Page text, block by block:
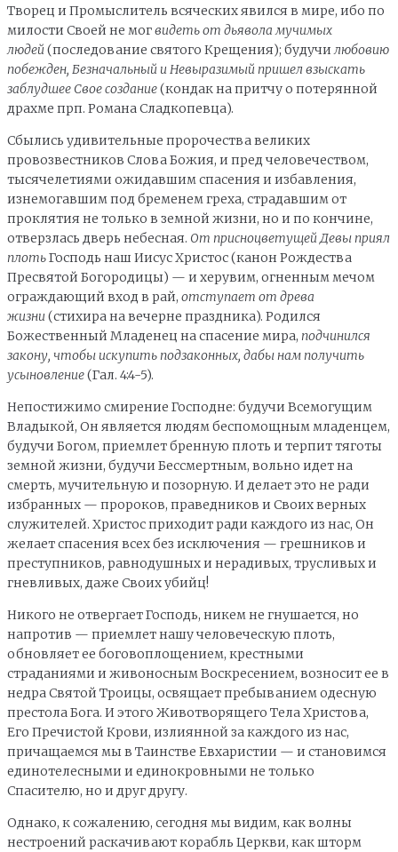
Творец и Промыслитель всяческих явился в мире, ибо по
милости Своей не могвидеть от дьявола мучимых
людей (последование святого Крещения); будучилюбовию
побежден, Безначальный и Невыразимый пришел взыскать
заблудшее Свое создание(кондак на притчу о потерянной
драхме прп. Романа Сладкопевца).
Сбылись удивительные пророчества великих
провозвестников Слова Божия, и пред человечеством,
тысячелетиями ожидавшим спасения и избавления,
изнемогавшим под бременем греха, страдавшим от
проклятия не только в земной жизни, но и по кончине,
отверзлась дверь небесная. От присноцветущей Девы приял
плотьГосподь наш Иисус Христос (канон Рождества
Пресвятой Богородицы) — и херувим, огненным мечом
ограждающий вход в рай, отступает от древа
жизни (стихира на вечерне праздника). Родился
Божественный Младенец на спасение мира, подчинился
закону, чтобы искупить подзаконных, дабы нам получить
усыновление(Гал. 4:4-5).
Непостижимо смирение Господне: будучи Всемогущим
Владыкой, Он является людям беспомощным младенцем,
будучи Богом, приемлет бренную плоть и терпит тяготы
земной жизни, будучи Бессмертным, вольно идет на
смерть, мучительную и позорную. И делает это не ради
избранных — пророков, праведников и Своих верных
служителей. Христос приходит ради каждого из нас, Он
желает спасения всех без исключения — грешников и
преступников, равнодушных и нерадивых, трусливых и
гневливых, даже Своих убийц!
Никого не отвергает Господь, никем не гнушается, но
напротив — приемлет нашу человеческую плоть,
обновляет ее боговоплощением, крестными
страданиями и живоносным Воскресением, возносит ее в
недра Святой Троицы, освящает пребыванием одесную
престола Бога. И этого Животворящего Тела Христова,
Его Пречистой Крови, излиянной за каждого из нас,
причащаемся мы в Таинстве Евхаристии — и становимся
единотелесными и единокровными не только
Спасителю, но и друг другу.
Однако, к сожалению, сегодня мы видим, как волны
нестроений раскачивают корабль Церкви, как шторм